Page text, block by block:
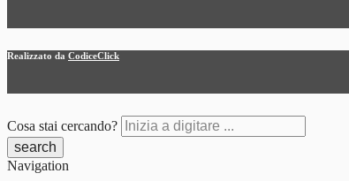
Realizzato da CodiceClick
Cosa stai cercando?
Navigation